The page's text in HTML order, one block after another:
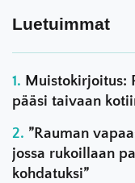
Luetuimmat
Muistokirjoitus:
pääsi taivaan
”Rauman
jossa rukoillaan
kohdatuksi”